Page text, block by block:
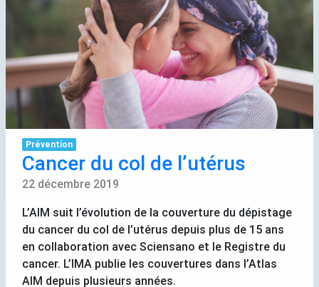
Prévention
Cancer du col de l’utérus
22 décembre 2019
L’AIM suit l’évolution de la couverture du dépistage
du cancer du col de l’utérus depuis plus de 15 ans
en collaboration avec Sciensano et le Registre du
cancer. L’IMA publie les couvertures dans l’Atlas
AIM depuis plusieurs années.